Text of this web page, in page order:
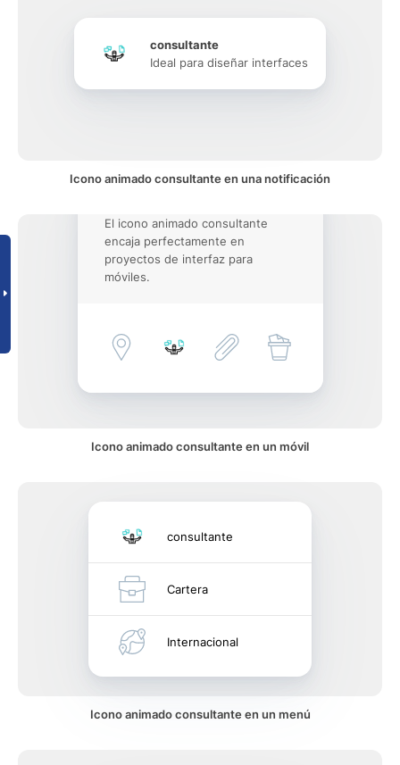
consultante
Ideal para diseñar interfaces
Icono animado consultante en una notificación
El icono animado consultante
encaja perfectamente en
proyectos de interfaz para
móviles.
Icono animado consultante en un móvil
consultante
Cartera
Internacional
Icono animado consultante en un menú